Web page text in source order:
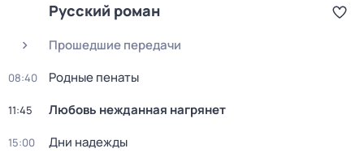
Русский роман
Прошедшие передачи
08:40 Родные пенаты
11:45 Любовь нежданная нагрянет
15:00 Дни надежды